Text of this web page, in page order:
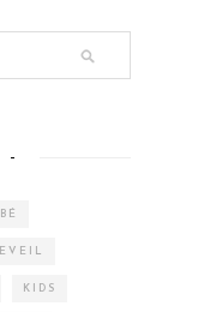
–
EVEIL
KIDS